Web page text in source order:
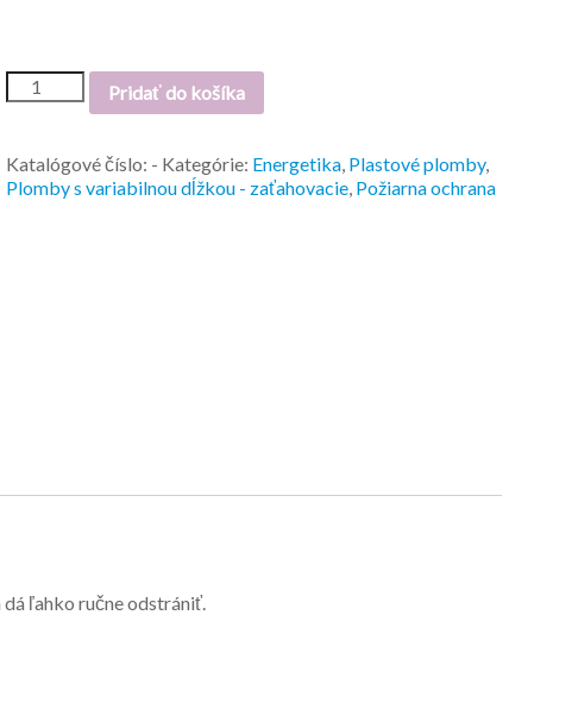
Pridať do košíka
Katalógové číslo: - Kategórie: Energetika, Plastové plomby,
Plomby s variabilnou dĺžkou - zaťahovacie, Požiarna ochrana
ľahko ručne odstrániť.